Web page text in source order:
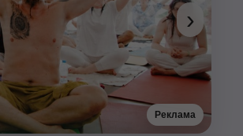
Реклама
›